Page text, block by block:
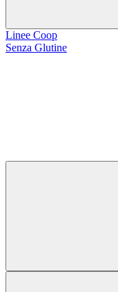
Linee Coop
Senza Glutine